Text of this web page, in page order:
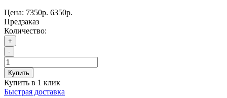
Цена: 7350р. 6350р.
Предзаказ
Количество:
+
-
Купить
Купить в 1 клик
Быстрая доставка